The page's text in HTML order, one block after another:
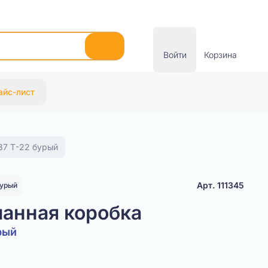
Войти Корзина
лист
Т-22 бурый
Арт. 111345
коробка